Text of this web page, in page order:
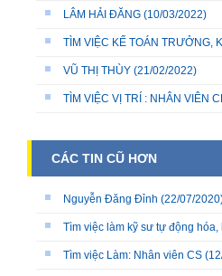
LÂM HẢI ĐĂNG (10/03/2022)
TÌM VIỆC KẾ TOÁN TRƯỞNG,
VŨ THỊ THÙY (21/02/2022)
TÌM VIỆC VỊ TRÍ : NHÂN VIÊN
CÁC TIN CŨ HƠN
Nguyễn Đăng Đỉnh (22/07/
Tìm việc làm kỹ sư tự động
Tìm việc Làm: Nhân viên CS